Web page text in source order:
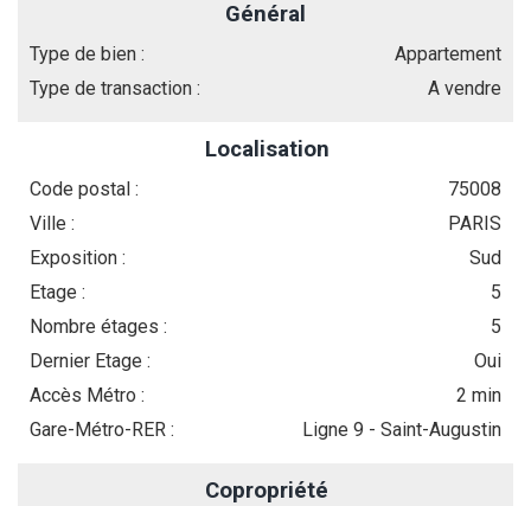
Général
Type de bien :
Appartement
Type de transaction :
A vendre
Localisation
Code postal :
75008
Ville :
PARIS
Exposition :
Sud
Etage :
5
Nombre étages :
5
Dernier Etage :
Oui
Accès Métro :
2 min
Gare-Métro-RER :
Ligne 9 - Saint-Augustin
Copropriété